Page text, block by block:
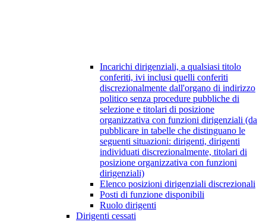
Incarichi dirigenziali, a qualsiasi titolo
conferiti, ivi inclusi quelli conferiti
discrezionalmente dall'organo di indirizzo
politico senza procedure pubbliche di
selezione e titolari di posizione
organizzativa con funzioni dirigenziali (da
pubblicare in tabelle che distinguano le
seguenti situazioni: dirigenti, dirigenti
individuati discrezionalmente, titolari di
posizione organizzativa con funzioni
dirigenziali)
Elenco posizioni dirigenziali discrezionali
Posti di funzione disponibili
Ruolo dirigenti
Dirigenti cessati